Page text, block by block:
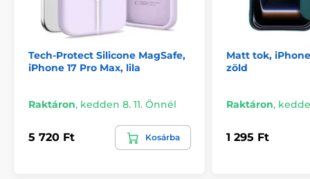
Tech-Protect Silicone MagSafe,
iPhone 17 Pro Max, lila
Raktáron, kedden 8. 11. Önnél
5 720 Ft Kosárba
Matt tok,
zöld
Raktáron,
1 295 Ft